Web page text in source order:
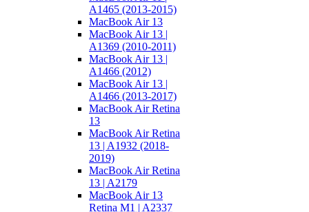
A1465 (2013-2015)
MacBook Air 13
MacBook Air 13 |
A1369 (2010-2011)
MacBook Air 13 |
A1466 (2012)
MacBook Air 13 |
A1466 (2013-2017)
MacBook Air Retina
13
MacBook Air Retina
13 | A1932 (2018-
2019)
MacBook Air Retina
13 | A2179
MacBook Air 13
Retina M1 | A2337